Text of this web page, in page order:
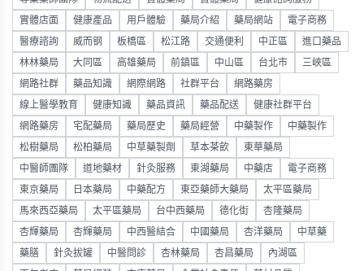
實體店面 健康產品 用戶體驗 藥局介紹 藥局網站 電子商務
醫療諮詢 威而钢 板橋區 松江路 交通便利 中正區 進口藥品
林林藥局 大同區 高雄藥局 前鎮區 中山區 台北市 三峽區
網路社群 藥品知識 網際網路 社群平台 網路藥房
線上醫學教育 健康知識 藥品資訊 藥品配送 健康社群平台
網路藥房 宅配藥局 藥局歷史 藥局經營 中藥製作 中藥製作
松樹藥局 松柏藥局 中草藥製劑 草本茶飲 東華藥局
中醫師團隊 道地藥材 針灸服務 東湖藥局 中藥店 電子商務
東京藥局 日本藥局 中藥配方 東亞藥師大藥局 太平區藥局
馬來西亞藥局 太平區藥局 台中西藥局 德化街 杏隆藥局
杏輝藥局 杏輝藥局 中西醫結合 中國藥局 杏洋藥局 中草藥
藥膳 針灸拔罐 中醫問診 杏林藥局 杏昌藥局 內湖區